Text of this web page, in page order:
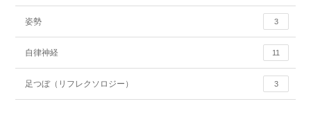
姿勢 3
自律神経 11
足つぼ（リフレクソロジー） 3